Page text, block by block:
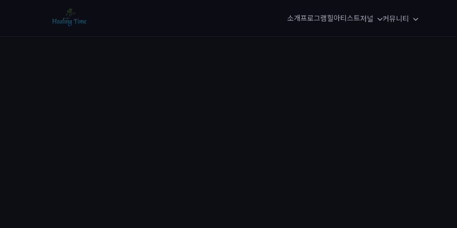
소개프로그램힐아티스트저널 커뮤니티